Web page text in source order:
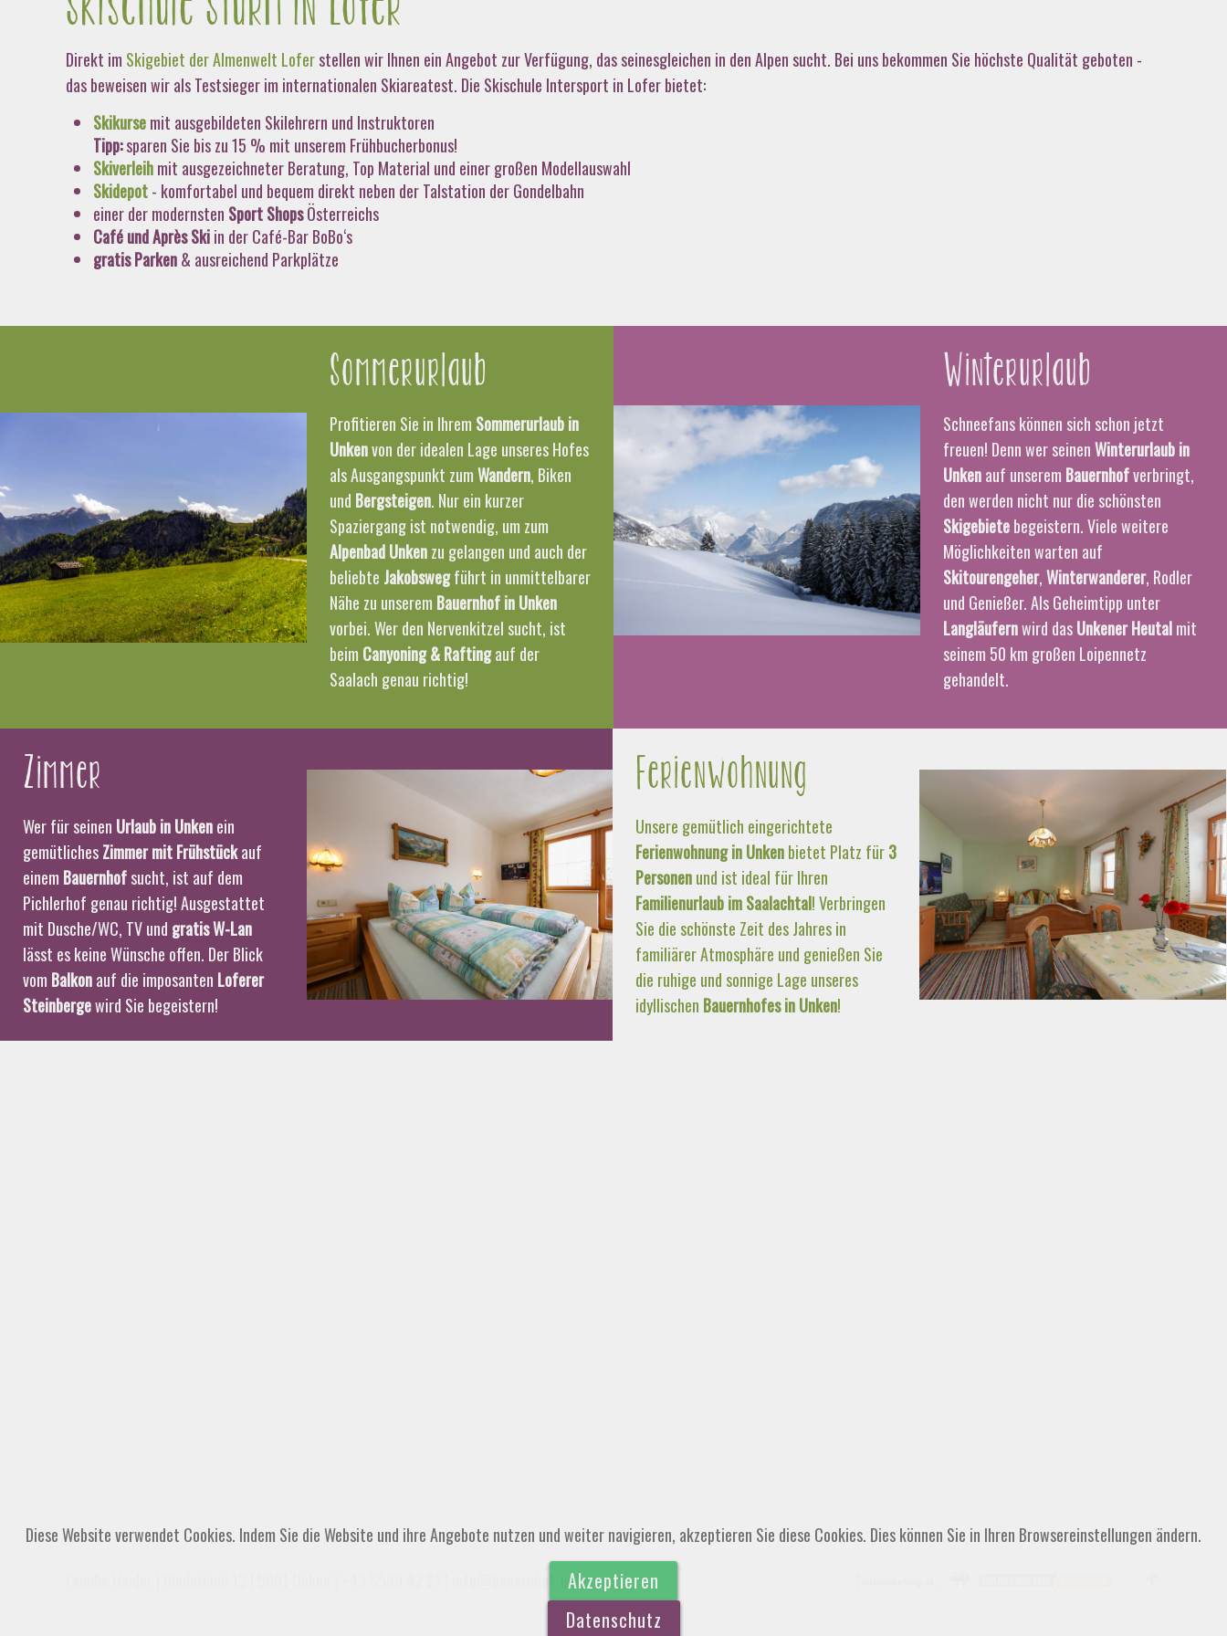
Direkt im Skigebiet der Almenwelt Loferstellen wir Ihnen ein Angebot zur Verfügung, das seinesgleichen in den Alpen sucht. Bei uns bekommen Sie höchste Qualität geboten -
das beweisen wir als Testsieger im internationalen Skiareatest. Die Skischule Intersport in Lofer bietet:
Skikursemit ausgebildeten Skilehrern und Instruktoren
Tipp:sparen Sie bis zu 15 % mit unserem Frühbucherbonus!
Skiverleihmit ausgezeichneter Beratung, Top Material und einer großen Modellauswahl
Skidepot- komfortabel und bequem direkt neben der Talstation der Gondelbahn
einer der modernsten Sport ShopsÖsterreichs
Café und Après Skiin der Café-Bar BoBo‘s
gratis Parken& ausreichend Parkplätze
Sommerurlaub
Profitieren Sie in Ihrem Sommerurlaub in
Unkenvon der idealen Lage unseres Hofes
als Ausgangspunkt zumWandern, Biken
und Bergsteigen. Nur ein kurzer
Spaziergang ist notwendig, um zum
AlpenbadUnkenzu gelangen und auch der
beliebte Jakobswegführt in unmittelbarer
Nähe zu unserem Bauernhof in Unken
vorbei. Wer den Nervenkitzel sucht, ist
beim Canyoning & Raftingauf der
Saalach genau richtig!
Winterurlaub
Schneefans können sich schon jetzt
freuen! Denn wer seinenWinterurlaub in
Unkenauf unserem Bauernhofverbringt,
den werden nicht nur die schönsten
Skigebietebegeistern. Viele weitere
Möglichkeiten warten auf
Skitourengeher,Winterwanderer, Rodler
und Genießer. Als Geheimtipp unter
Langläufernwird dasUnkener Heutalmit
seinem 50 km großen Loipennetz
gehandelt.
Zimmer
Wer für seinen Urlaub in Unkenein
gemütlichesZimmer mit Frühstückauf
einem Bauernhofsucht, ist auf dem
Pichlerhof genau richtig! Ausgestattet
mit Dusche/WC, TV und gratis W-Lan
lässt es keine Wünsche offen. Der Blick
vom Balkonauf die imposanten Loferer
Steinbergewird Sie begeistern!
Ferienwohnung
Unsere gemütlich eingerichtete
Ferienwohnung in Unkenbietet Platz für3
Personenund ist ideal für Ihren
Familienurlaub im Saalachtal! Verbringen
Sie die schönste Zeit des Jahres in
familiärer Atmosphäre und genießen Sie
die ruhige und sonnige Lage unseres
idyllischen Bauernhofes in Unken!
info@bauernhof-unken.at
Diese Website verwendet Cookies. Indem Sie die Website und ihre Angebote nutzen und weiter navigieren, akzeptieren Sie diese Cookies. Dies können Sie in Ihren Browsereinstellungen ändern.
Akzeptieren
Datenschutz